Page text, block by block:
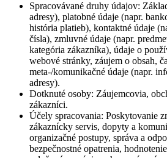
Spracovávané druhy údajov:
adresy), platobné údaje (napr.
história platieb), kontaktné údaje
čísla), zmluvné údaje (napr.
kategória zákazníka), údaje o
webové stránky, záujem o obsah,
meta-/komunikačné údaje (napr.
adresy).
Dotknuté osoby: Záujemcovia,
zákazníci.
Účely spracovania: Poskytovanie
zákaznícky servis, dopyty a
organizačné postupy, správa a
bezpečnostné opatrenia,